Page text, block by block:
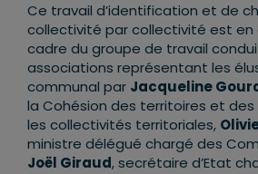
Ce travail d’identification et de
collectivité par collectivité est en
cadre du groupe de travail
associations représentant les
communal par Jacqueline
la Cohésion des territoires et
les collectivités territoriales,
ministre délégué chargé des
Joël Giraud, secrétaire d’Etat